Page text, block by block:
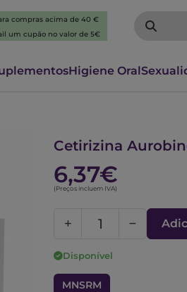
compras acima de 40 €
um cupão no valor de 5€
Higiene Oral
Cetirizina
6,37€
(Preços incluem IVA)
Disponível
MNSRM